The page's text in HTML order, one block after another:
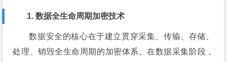
1. 数据全生命周期加密技术
数据安全的核心在于建立贯穿采集、传输、存储、
处理、销毁全生命周期的加密体系。在数据采集阶段，